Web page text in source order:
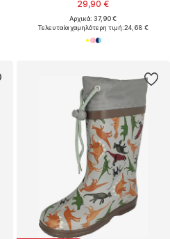
29,90 €
Αρχικά: 37,90 €
Τελευταία χαμηλότερη τιμή:24,68 €